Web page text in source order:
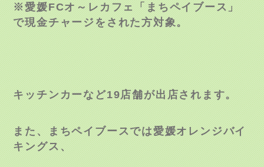
※愛媛FCオ～レカフェ「まちペイブース」
で現金チャージをされた方対象。
キッチンカーなど19店舗が出店されます。
また、まちペイブースでは愛媛オレンジバイ
キングス、